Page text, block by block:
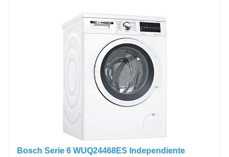
Bosch Serie 6 WUQ24468ES Independiente